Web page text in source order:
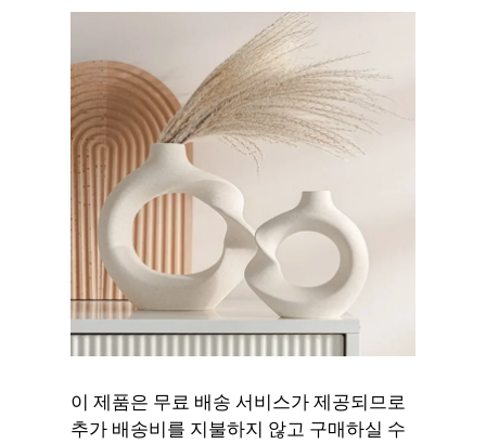
이 제품은 무료 배송 서비스가 제공되므로
추가 배송비를 지불하지 않고 구매하실 수